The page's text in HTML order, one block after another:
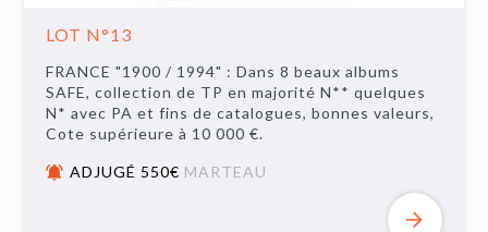
LOT N°13
FRANCE "1900 / 1994" : Dans 8 beaux albums
SAFE, collection de TP en majorité N** quelques
N* avec PA et fins de catalogues, bonnes valeurs,
Cote supérieure à 10 000 €.
ADJUGÉ 550€ MARTEAU